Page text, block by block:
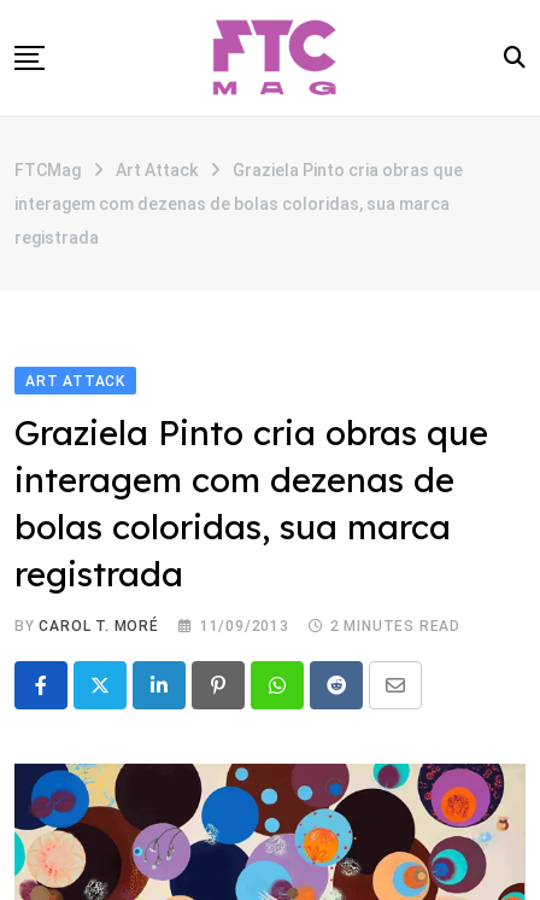
to
CATEGORIAS
ANUNCIE
FTCMag Art Attack
Graziela Pinto cria obras que
interagem com dezenas de bolas coloridas, sua marca
registrada
ART ATTACK
Graziela Pinto cria obras que
interagem com dezenas de
bolas coloridas, sua marca
registrada
BYCAROL T. MORÉ 11/09/2013 2 MINUTES READ
LinkedIn PinterestWhatsappRedditShare
Email